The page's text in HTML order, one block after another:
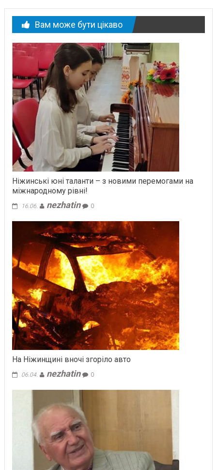
Вам може бути цікаво
Ніжинські юні таланти – з новими перемогами на
міжнародному рівні!
16.06. nezhatin 0
На Ніжинщині вночі згоріло авто
06.04. nezhatin 0